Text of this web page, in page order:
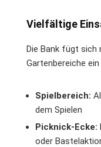
Vielfältige
Die Bank fügt sich
Gartenbereiche
Spielbereich:
dem Spielen
Picknick-Ecke:
oder